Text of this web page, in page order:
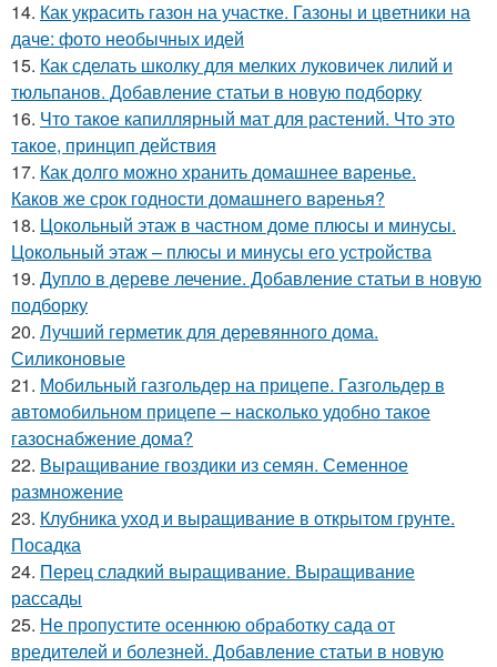
14. Как украсить газон на участке. Газоны и цветники на
даче: фото необычных идей
15. Как сделать школку для мелких луковичек лилий и
тюльпанов. Добавление статьи в новую подборку
16. Что такое капиллярный мат для растений. Что это
такое, принцип действия
17. Как долго можно хранить домашнее варенье.
Каков же срок годности домашнего варенья?
18. Цокольный этаж в частном доме плюсы и минусы.
Цокольный этаж – плюсы и минусы его устройства
19. Дупло в дереве лечение. Добавление статьи в новую
подборку
20. Лучший герметик для деревянного дома.
Силиконовые
21. Мобильный газгольдер на прицепе. Газгольдер в
автомобильном прицепе – насколько удобно такое
газоснабжение дома?
22. Выращивание гвоздики из семян. Семенное
размножение
23. Клубника уход и выращивание в открытом грунте.
Посадка
24. Перец сладкий выращивание. Выращивание
рассады
25. Не пропустите осеннюю обработку сада от
вредителей и болезней. Добавление статьи в новую